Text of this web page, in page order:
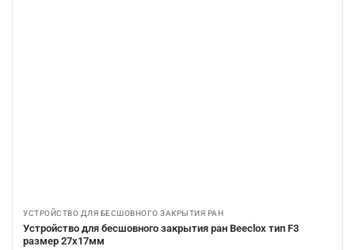
УСТРОЙСТВО ДЛЯ БЕСШОВНОГО ЗАКРЫТИЯ РАН
Устройство для бесшовного закрытия ран Beeclox тип F3
размер 27х17мм